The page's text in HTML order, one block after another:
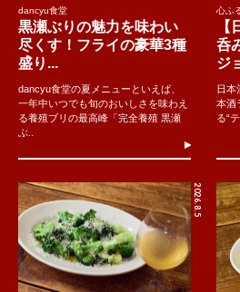
dancyu食堂
黒瀬ぶりの魅力を味わい
尽くす！フライの豪華3種
盛り...
dancyu食堂の夏メニューといえば、
一年中いつでも旬のおいしさを味わえ
る養殖ブリの最高峰「完全養殖 黒瀬
ぶ..
心ふ
呑
ジ
日本
本酒
る“
2026.8.5